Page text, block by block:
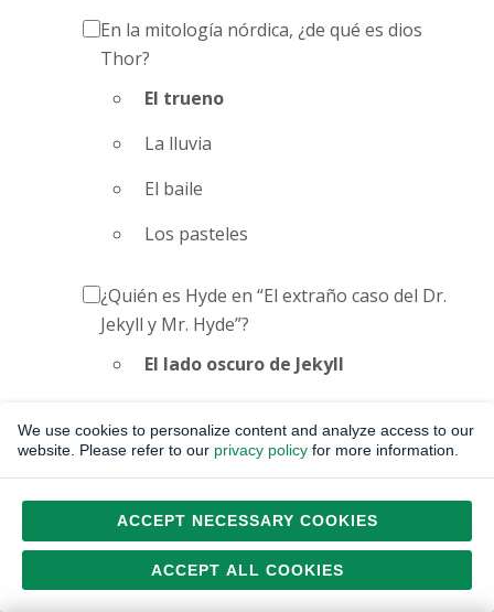
En la mitología nórdica, ¿de qué es dios
Thor?
El trueno
La lluvia
El baile
Los pasteles
¿Quién es Hyde en “El extraño caso del Dr.
Jekyll y Mr. Hyde”?
El lado oscuro de Jekyll
El hijo ilegítimo de Jekyll
La criatura creada por Jekyll
El musical “Mamma Mia” está basado en
canciones de qué grupo musical sueco?
We use cookies to personalize content and analyze access to our
website. Please refer to our privacy policy for more information.
ACCEPT NECESSARY COOKIES
ACCEPT ALL COOKIES